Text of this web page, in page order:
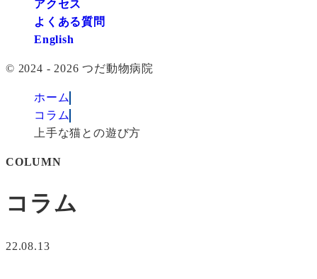
アクセス
よくある質問
English
© 2024 - 2026 つだ動物病院
ホーム
コラム
上手な猫との遊び方
COLUMN
コラム
22.08.13